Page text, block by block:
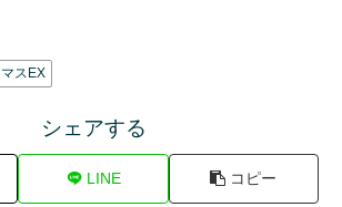
スEX
シェアする
LINE コピー